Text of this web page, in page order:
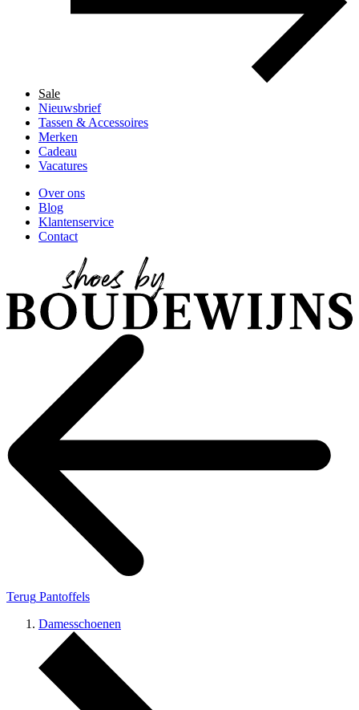
Sale
Nieuwsbrief
Tassen & Accessoires
Merken
Cadeau
Vacatures
Over ons
Blog
Klantenservice
Contact
Terug Pantoffels
Damesschoenen